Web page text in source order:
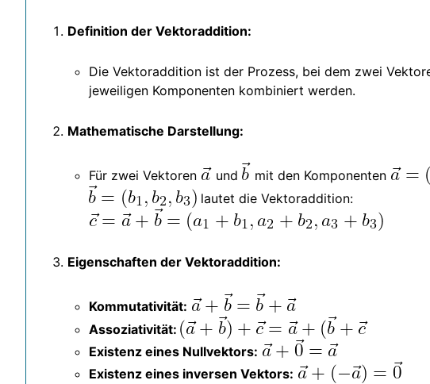
Definition der Vektoraddition:
Die Vektoraddition ist der Prozess, bei dem zwei
jeweiligen Komponenten kombiniert werden.
Mathematische Darstellung:
Für zwei Vektoren und mit den Komponenten
lautet die Vektoraddition:
Eigenschaften der Vektoraddition:
Kommutativität:
Assoziativität:
Existenz eines Nullvektors:
Existenz eines inversen Vektors: